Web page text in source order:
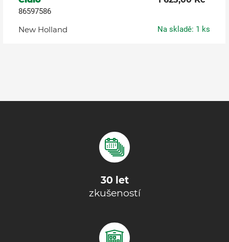
86597586
New Holland Na skladě: 1 ks
30 let
zkušeností